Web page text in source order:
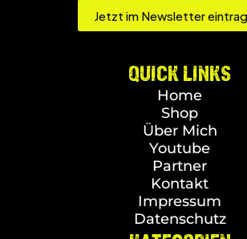
Jetzt im Newsletter
QUICK LINKS
Home
Shop
Über Mich
Youtube
Partner
Kontakt
Impressum
Datenschutz